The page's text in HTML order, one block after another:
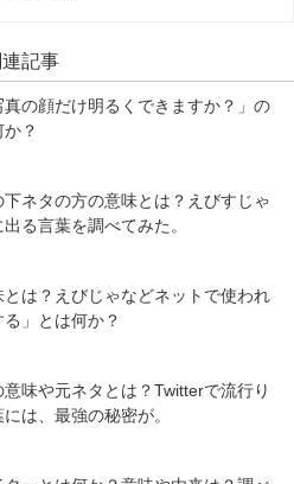
記事
真の顔だけ明るくできますか？」の
？
下ネタの方の意味とは？えびすじゃ
る言葉を調べてみた。
とは？えびじゃなどネットで使われ
」とは何か？
味や元ネタとは？Twitterで流行り
は、最強の秘密が。